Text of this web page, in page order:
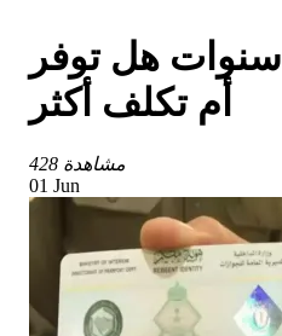
عاجل السعودية تلغي التجديد السنوي نهائيا هوية المقيم الجديدة بـ600 ريال لمدة 5 سنوات هل توفر
أم تكلف أكثر
428 مشاهدة
01 Jun